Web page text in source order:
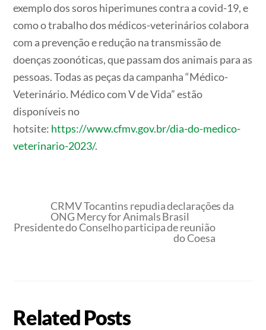
exemplo dos soros hiperimunes contra a covid-19, e
como o trabalho dos médicos-veterinários colabora
com a prevenção e redução na transmissão de
doenças zoonóticas, que passam dos animais para as
pessoas. Todas as peças da campanha “Médico-
Veterinário. Médico com V de Vida” estão
disponíveis no
hotsite: https://www.cfmv.gov.br/dia-do-medico-
veterinario-2023/.
CRMV Tocantins repudia declarações da
ONG Mercy for Animals Brasil
Presidente do Conselho participa de reunião
do Coesa
Related Posts